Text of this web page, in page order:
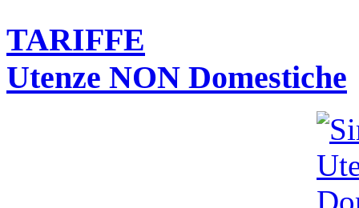
TARIFFE
Utenze NON Domestiche